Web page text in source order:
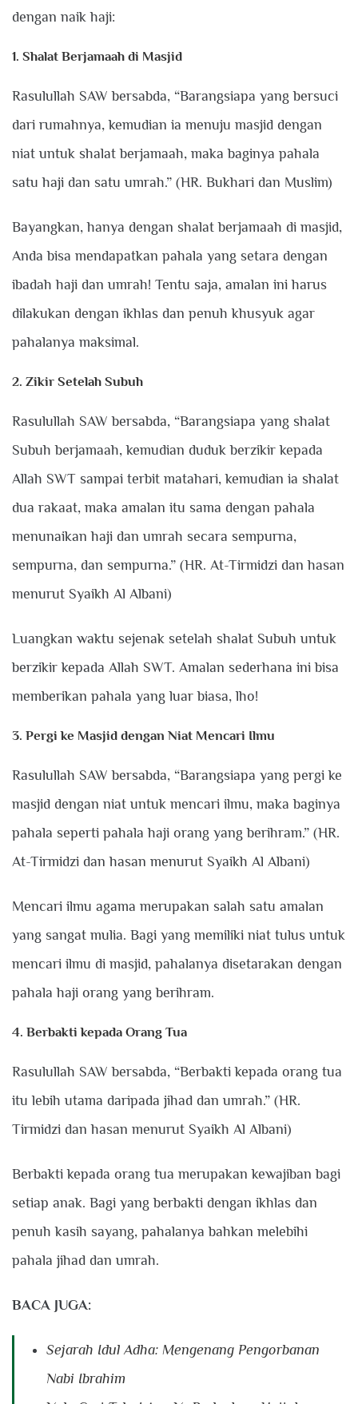
dengan naik haji:
1. Shalat Berjamaah di Masjid
Rasulullah SAW bersabda, “Barangsiapa yang bersuci
dari rumahnya, kemudian ia menuju masjid dengan
niat untuk shalat berjamaah, maka baginya pahala
satu haji dan satu umrah.” (HR. Bukhari dan Muslim)
Bayangkan, hanya dengan shalat berjamaah di masjid,
Anda bisa mendapatkan pahala yang setara dengan
ibadah haji dan umrah! Tentu saja, amalan ini harus
dilakukan dengan ikhlas dan penuh khusyuk agar
pahalanya maksimal.
2. Zikir Setelah Subuh
Rasulullah SAW bersabda, “Barangsiapa yang shalat
Subuh berjamaah, kemudian duduk berzikir kepada
Allah SWT sampai terbit matahari, kemudian ia shalat
dua rakaat, maka amalan itu sama dengan pahala
menunaikan haji dan umrah secara sempurna,
sempurna, dan sempurna.” (HR. At-Tirmidzi dan hasan
menurut Syaikh Al Albani)
Luangkan waktu sejenak setelah shalat Subuh untuk
berzikir kepada Allah SWT. Amalan sederhana ini bisa
memberikan pahala yang luar biasa, lho!
3. Pergi ke Masjid dengan Niat Mencari Ilmu
Rasulullah SAW bersabda, “Barangsiapa yang pergi ke
masjid dengan niat untuk mencari ilmu, maka baginya
pahala seperti pahala haji orang yang berihram.” (HR.
At-Tirmidzi dan hasan menurut Syaikh Al Albani)
Mencari ilmu agama merupakan salah satu amalan
yang sangat mulia. Bagi yang memiliki niat tulus untuk
mencari ilmu di masjid, pahalanya disetarakan dengan
pahala haji orang yang berihram.
4. Berbakti kepada Orang Tua
Rasulullah SAW bersabda, “Berbakti kepada orang tua
itu lebih utama daripada jihad dan umrah.” (HR.
Tirmidzi dan hasan menurut Syaikh Al Albani)
Berbakti kepada orang tua merupakan kewajiban bagi
setiap anak. Bagi yang berbakti dengan ikhlas dan
penuh kasih sayang, pahalanya bahkan melebihi
pahala jihad dan umrah.
BACA JUGA:
Sejarah Idul Adha: Mengenang Pengorbanan
Nabi Ibrahim